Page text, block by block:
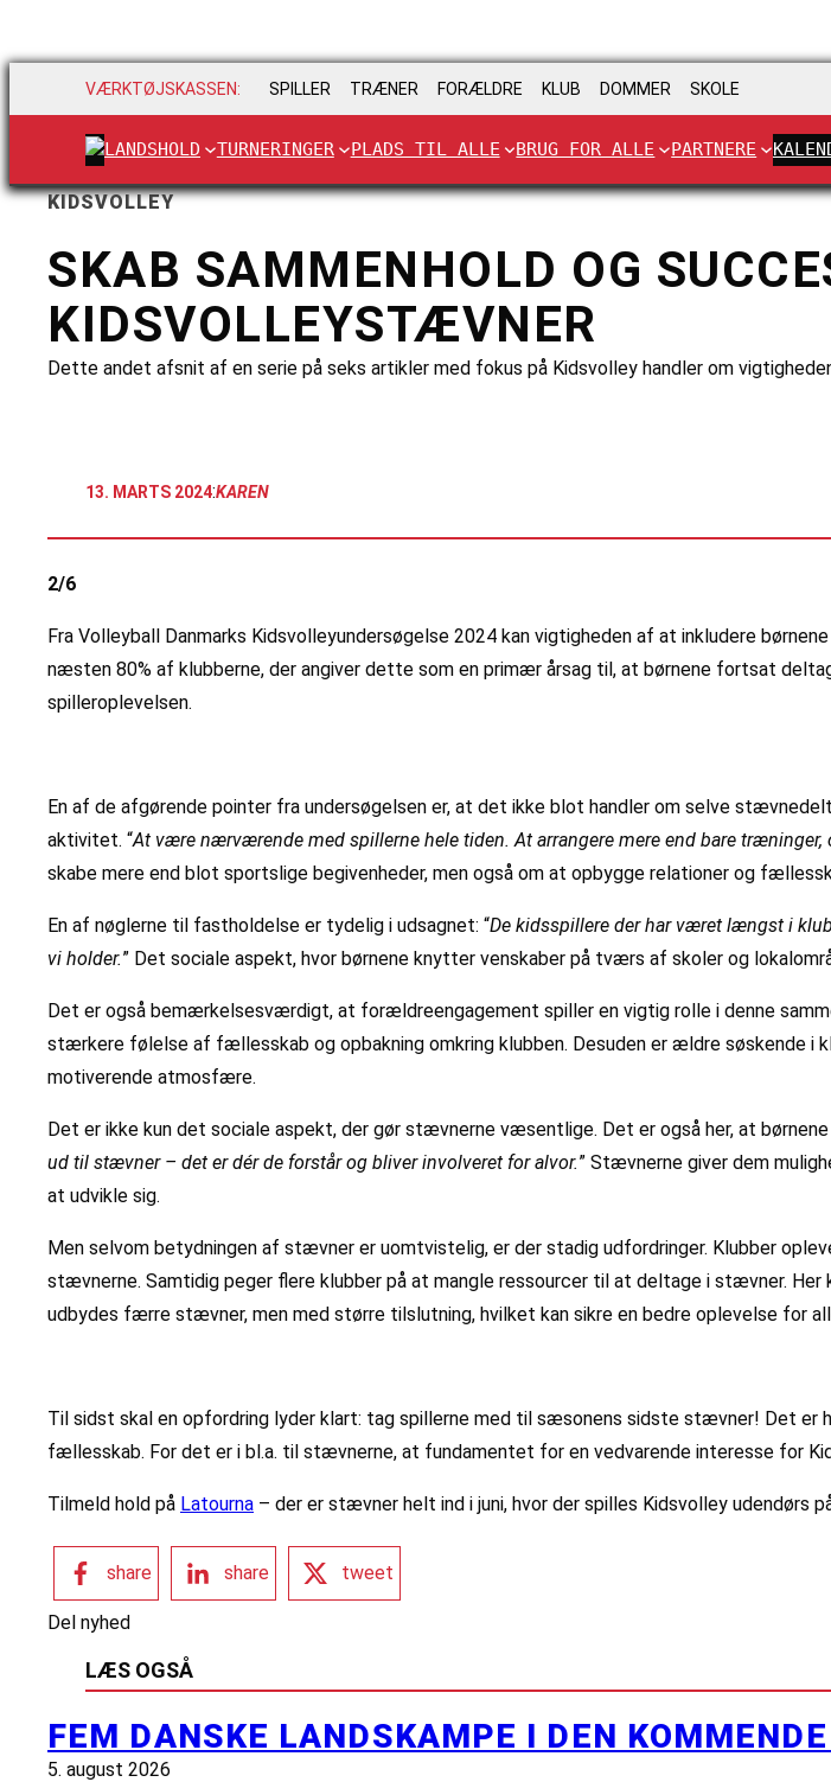
VÆRKTØJSKASSEN: SPILLER TRÆNER FORÆLDRE KLUB DOMMER SKOLE
LANDSHOLD TURNERINGER PLADS TIL ALLE BRUG FOR ALLE PARTNERE
KIDSVOLLEY
SKAB SAMMENHOLD OG
KIDSVOLLEYSTÆVNER
Dette andet afsnit af en serie på seks artikler med fokus på Kidsvolley handler om
13. MARTS 2024:KAREN
2/6
Fra Volleyball Danmarks Kidsvolleyundersøgelse 2024 kan vigtigheden af at inkludere
næsten 80% af klubberne, der angiver dette som en primær årsag til, at børnene fortsat
spilleroplevelsen.
En af de afgørende pointer fra undersøgelsen er, at det ikke blot handler om selve
aktivitet. “At være nærværende med spillerne hele tiden. At arrangere mere end bare
skabe mere end blot sportslige begivenheder, men også om at opbygge relationer og
En af nøglerne til fastholdelse er tydelig i udsagnet: “De kidsspillere der har været længst i
vi holder.” Det sociale aspekt, hvor børnene knytter venskaber på tværs af skoler og
Det er også bemærkelsesværdigt, at forældreengagement spiller en vigtig rolle i denne
stærkere følelse af fællesskab og opbakning omkring klubben. Desuden er ældre søskende i
motiverende atmosfære.
Det er ikke kun det sociale aspekt, der gør stævnerne væsentlige. Det er også her, at
ud til stævner – det er dér de forstår og bliver involveret for alvor.” Stævnerne giver dem
at udvikle sig.
Men selvom betydningen af stævner er uomtvistelig, er der stadig udfordringer. Klubber
stævnerne. Samtidig peger flere klubber på at mangle ressourcer til at deltage i stævner.
udbydes færre stævner, men med større tilslutning, hvilket kan sikre en bedre oplevelse for
Til sidst skal en opfordring lyder klart: tag spillerne med til sæsonens sidste stævner! Det er
fællesskab. For det er i bl.a. til stævnerne, at fundamentet for en vedvarende interesse for
Tilmeld hold på Latourna – der er stævner helt ind i juni, hvor der spilles Kidsvolley udendørs
share share tweet
Del nyhed
LÆS OGSÅ
FEM DANSKE LANDSKAMPE I DEN KOMMENDE
5. august 2026